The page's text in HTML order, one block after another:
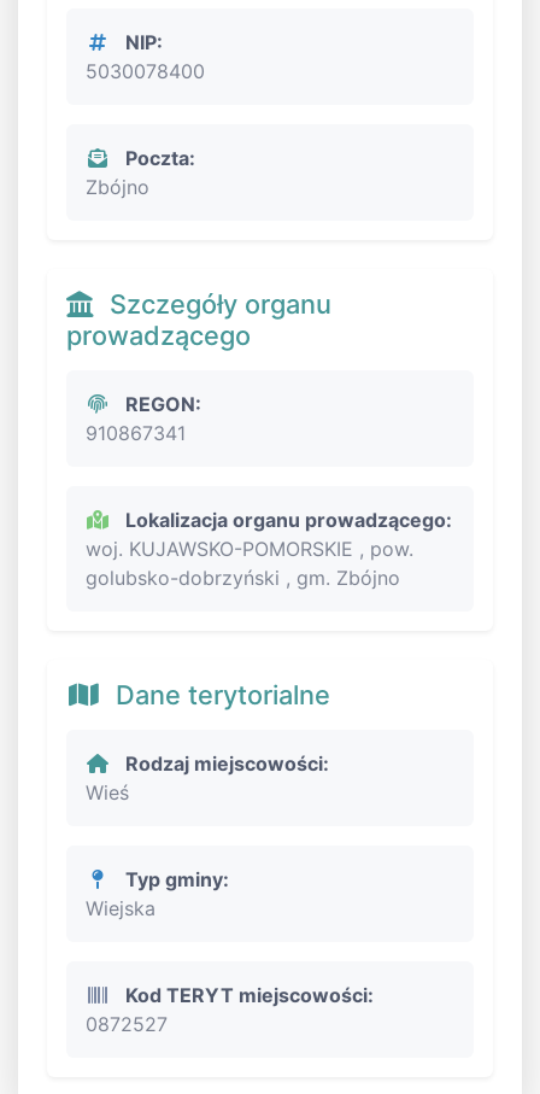
NIP:
5030078400
Poczta:
Zbójno
Szczegóły organu
prowadzącego
REGON:
910867341
Lokalizacja organu prowadzącego:
woj. KUJAWSKO-POMORSKIE , pow.
golubsko-dobrzyński , gm. Zbójno
Dane terytorialne
Rodzaj miejscowości:
Wieś
Typ gminy:
Wiejska
Kod TERYT miejscowości:
0872527